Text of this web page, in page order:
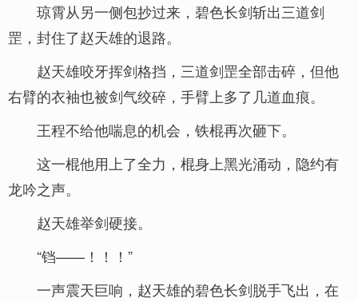
琼霄从另一侧包抄过来，碧色长剑斩出三道剑
罡，封住了赵天雄的退路。
赵天雄咬牙挥剑格挡，三道剑罡全部击碎，但他
右臂的衣袖也被剑气绞碎，手臂上多了几道血痕。
王程不给他喘息的机会，铁棍再次砸下。
这一棍他用上了全力，棍身上黑光涌动，隐约有
龙吟之声。
赵天雄举剑硬接。
“铛——！！！”
一声震天巨响，赵天雄的碧色长剑脱手飞出，在